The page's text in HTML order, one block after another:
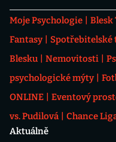
Moje Psychologie Blesk
Fantasy
Spotřebitelské
Blesku
Nemovitosti
psychologické mýty
ONLINE
Eventový
vs. Pudilová
Chance
Aktuálně